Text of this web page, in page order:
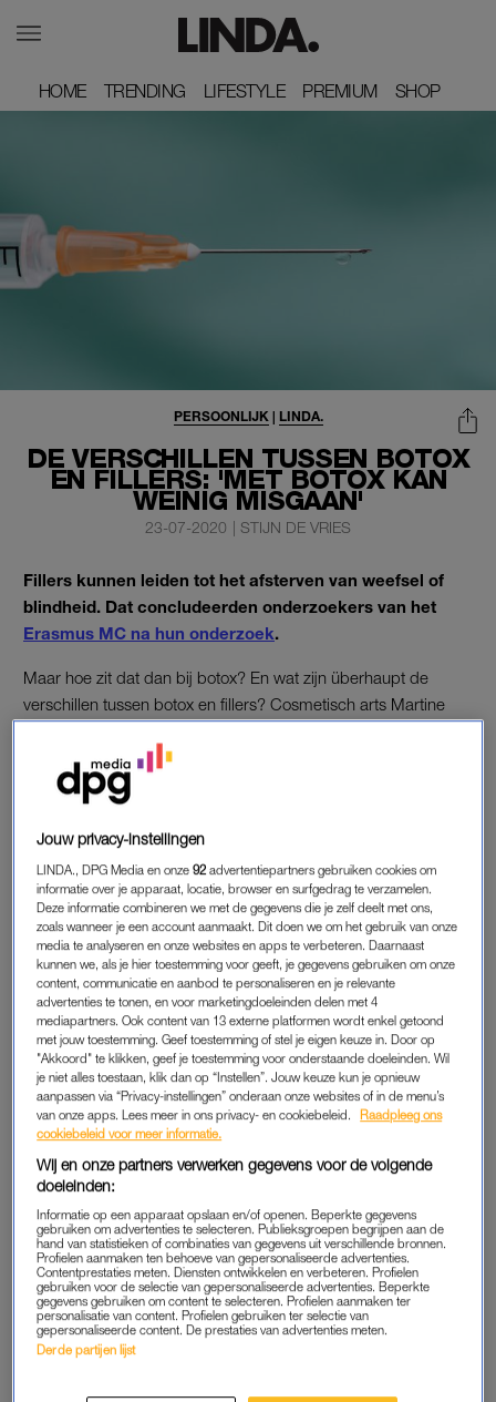
HOME
HOME TRENDING
TRENDING LIFESTYLE
LIFESTYLE PREMIUM
PREMIUM SHOP
SHOP
DE VERSCHILLEN TUSSEN BOTOX
EN FILLERS: 'MET BOTOX KAN
WEINIG MISGAAN'
PERSOONLIJK| LINDA.
23-07-2020 | STIJN DE VRIES
Fillers kunnen leiden tot het afsterven van weefsel of
blindheid. Dat concludeerden onderzoekers van het
Erasmus MC na hun onderzoek.
Maar hoe zit dat dan bij botox? En wat zijn überhaupt de
verschillen tussen botox en fillers? Cosmetisch arts Martine
AFSTERVEN
Volgens onderzoekers komt
wereldwijd bij één op de 6.600 fillerinjecties voor. Als de filler
verkeerd wordt ingespoten, kan het een bloedvat afsluiten met
alle gevolgen van dien. Nederland is geen uitzondering in
behandelingen: hier worden jaarlijks zo’n 150.000 van dat
soort injecties geplaatst.
En dan zijn botox-behandelingen nog niet eens meegeteld.
Toch lijkt het verschil tussen de twee bij veel mensen niet
duidelijk. Nipshagen injecteert zo’n zes dagen per week botox
of fillers in gezichten van cliënten. Daarom weet ze preciés het
verschil tussen de twee uit te leggen.
VERSCHIL BOTOX EN FILLERS
“Er is een duidelijk verschil. Botox is een eiwit dat je spieren
ontspant”, weet Nipshagen. “Het is voor zowel cosmetische
als medische doeleinden te gebruiken. Zo kun je botox
injecteren in iemands voorhoofd of kraaienpoten om rimpels te
verminderen, maar is het ook te gebruiken tegen overmatig
zweten.” Volgens de arts begint het middel na vier dagen te
Jouw privacy-instellingen
LINDA., DPG Media en onze92 advertentiepartners gebruiken cookies om
informatie over je apparaat, locatie, browser en surfgedrag te verzamelen.
Deze informatie combineren we met de gegevens die je zelf deelt met ons,
zoals wanneer je een account aanmaakt. Dit doen we om het gebruik van onze
media te analyseren en onze websites en apps te verbeteren. Daarnaast
kunnen we, als je hier toestemming voor geeft, je gegevens gebruiken om onze
content, communicatie en aanbod te personaliseren en je relevante
advertenties te tonen, en voor marketingdoeleinden delen met 4
mediapartners. Ook content van 13 externe platformen wordt enkel getoond
met jouw toestemming. Geef toestemming of stel je eigen keuze in. Door op
"Akkoord" te klikken, geef je toestemming voor onderstaande doeleinden. Wil
je niet alles toestaan, klik dan op “Instellen”. Jouw keuze kun je opnieuw
aanpassen via “Privacy-instellingen” onderaan onze websites of in de menu’s
van onze apps. Lees meer in ons privacy- en cookiebeleid.
Raadpleeg ons
cookiebeleid voor meer informatie.
Wij en onze partners verwerken gegevens voor de volgende
doeleinden:
Informatie op een apparaat opslaan en/of openen. Beperkte gegevens
gebruiken om advertenties te selecteren. Publieksgroepen begrijpen aan de
hand van statistieken of combinaties van gegevens uit verschillende bronnen.
Profielen aanmaken ten behoeve van gepersonaliseerde advertenties.
Contentprestaties meten. Diensten ontwikkelen en verbeteren. Profielen
gebruiken voor de selectie van gepersonaliseerde advertenties. Beperkte
gegevens gebruiken om content te selecteren. Profielen aanmaken ter
personalisatie van content. Profielen gebruiken ter selectie van
gepersonaliseerde content. De prestaties van advertenties meten.
Derde partijen lijst